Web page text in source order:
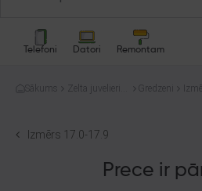
Telefoni Datori Remontam
Sākums
Zelta juvelierizs
Gredzeni
Izmērs 17.0-17.9
Prece ir